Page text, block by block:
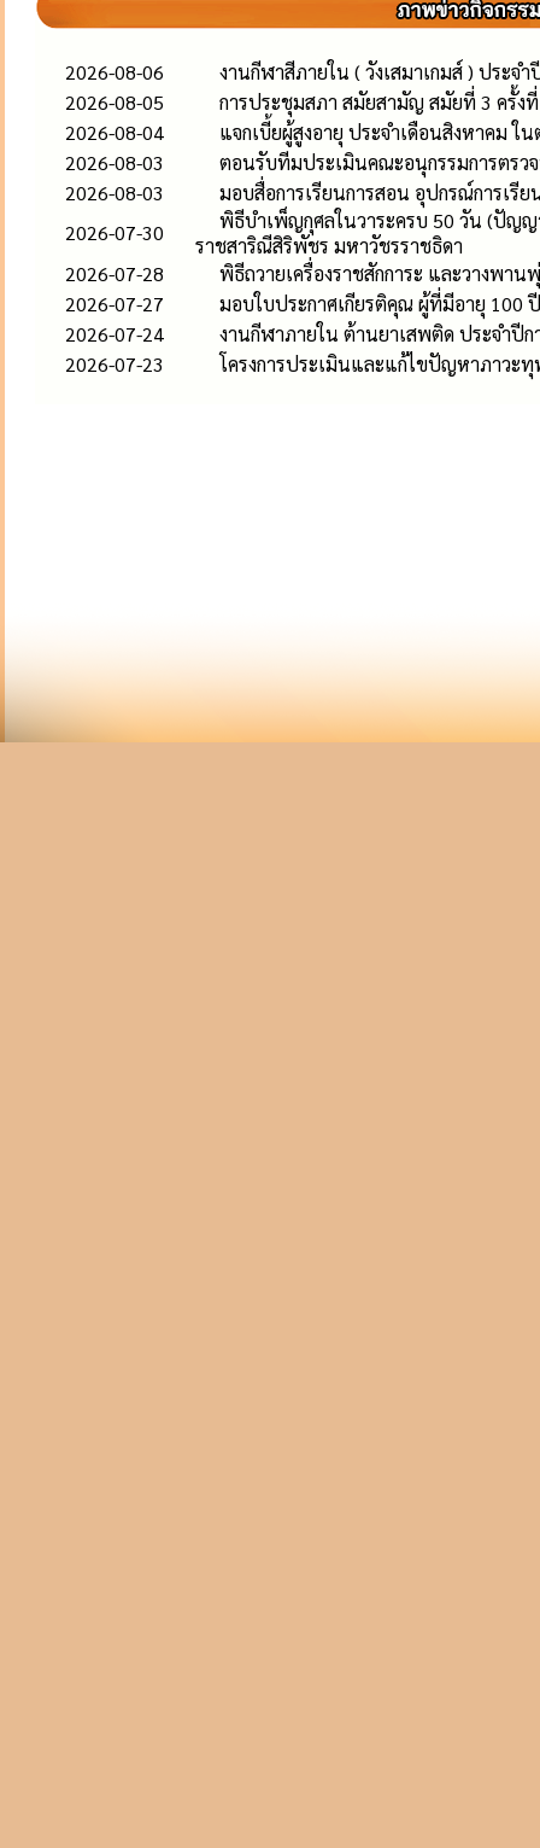
2026-08-06
งานกีฬาสีภายใน ( วังเสมาเกมส์ ) ประจ
2026-08-05
การประชุมสภา สมัยสามัญ สมัยที่ 3 ครั้ง
2026-08-04
แจกเบี้ยผู้สูงอายุ ประจำเดือนสิงหาคม ใ
2026-08-03
ตอนรับทีมประเมินคณะอนุกรรมการตรว
2026-08-03
มอบสื่อการเรียนการสอน อุปกรณ์การเรี
2026-07-30
พิธีบำเพ็ญกุศลในวาระครบ 50 วัน (ปัญญ
ราชสาริณีสิริพัชร มหาวัชรราชธิดา
2026-07-28
พิธีถวายเครื่องราชสักการะ และวางพา
2026-07-27
มอบใบประกาศเกียรติคุณ ผู้ที่มีอายุ 100 ปี
2026-07-24
งานกีฬาภายใน ต้านยาเสพติด ประจำปี
2026-07-23
โครงการประเมินและแก้ไขปัญหาภาวะ